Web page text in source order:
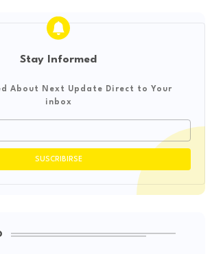
Stay Informed
About Next Update Direct to Your
inbox